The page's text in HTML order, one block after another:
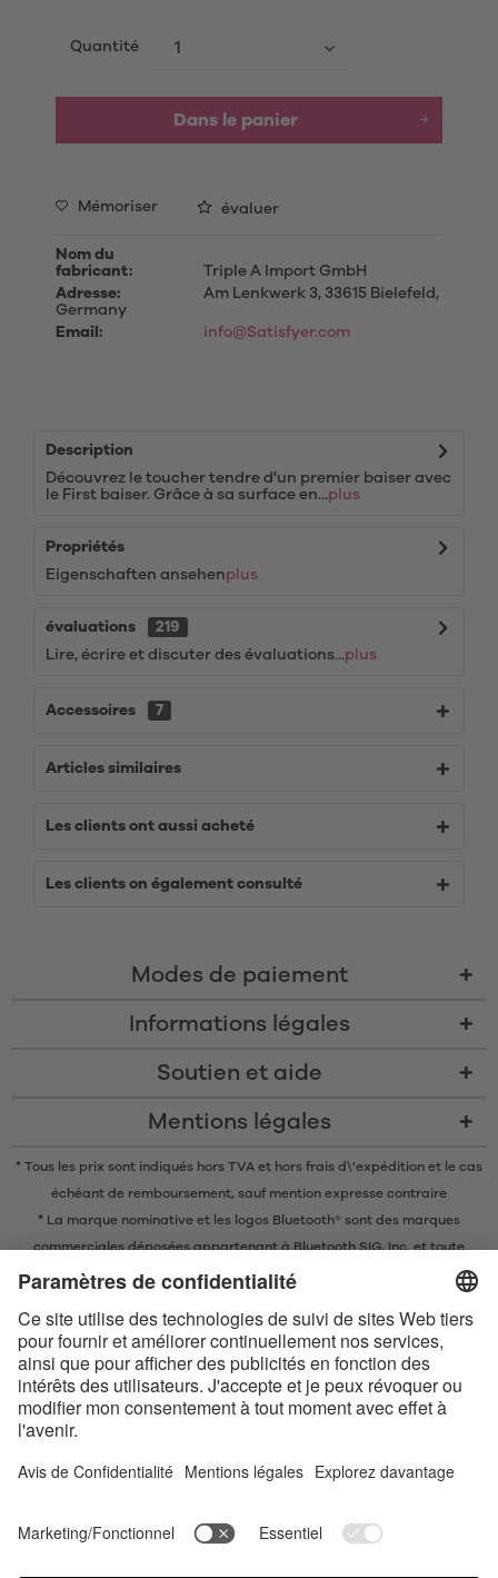
Quantité
Dans le panier
Mémoriser évaluer
Nom du
fabricant:
Triple A Import GmbH
Adresse:
Am Lenkwerk 3, 33615 Bielefeld,
Germany
Email:
info@Satisfyer.com
Description
Découvrez le toucher tendre d'un premier baiser avec
le First baiser. Grâce à sa surface en...plus
Propriétés
Eigenschaften ansehenplus
évaluations
219
Lire, écrire et discuter des évaluations...plus
Accessoires 7
Articles similaires
Les clients ont aussi acheté
Les clients on également consulté
Modes de paiement
Informations légales
Soutien et aide
Mentions légales
* Tous les prix sont indiqués hors TVA et hors frais d\'expédition et le cas
échéant de remboursement, sauf mention expresse contraire
* La marque nominative et les logos Bluetooth® sont des marques
commerciales déposées appartenant à Bluetooth SIG, Inc. et toute
utilisation de ces marques par EIS GmbH est soumise à une licence.